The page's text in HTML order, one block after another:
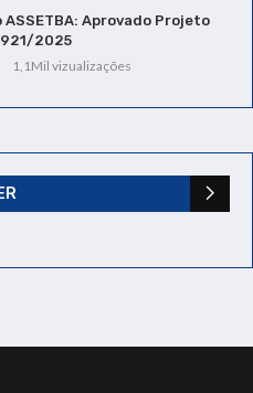
Aprovado Projeto
2025
1,1Mil vizualizações